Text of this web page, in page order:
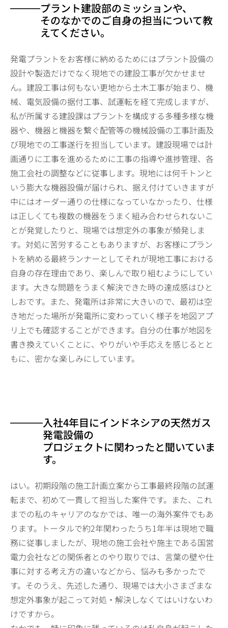
プラント建設部のミッションや、
そのなかでのご自身の担当について教
えてください。
発電プラントをお客様に納めるためにはプラント設備の
設計や製造だけでなく現地での建設工事が欠かせませ
ん。建設工事は何もない更地から土木工事が始まり、機
械、電気設備の据付工事、試運転を経て完成しますが、
私が所属する建設課はプラントを構成する多種多様な機
器や、機器と機器を繋ぐ配管等の機械設備の工事計画及
び現地での工事遂行を担当しています。建設現場では計
画通りに工事を進めるために工事の指導や進捗管理、各
施工会社の調整などに従事します。現地には何千トンと
いう膨大な機器設備が届けられ、据え付けていきますが
中にはオーダー通りの仕様になっていなかったり、仕様
は正しくても複数の機器をうまく組み合わせられないこ
とが発覚したりと、現場では想定外の事象が頻発しま
す。対処に苦労することもありますが、お客様にプラン
トを納める最終ランナーとしてそれが現地工事における
自身の存在理由であり、楽しんで取り組むようにしてい
ます。大きな問題をうまく解決できた時の達成感はひと
しおです。また、発電所は非常に大きいので、最初は空
き地だった場所が発電所に変わっていく様子を地図アプ
リ上でも確認することができます。自分の仕事が地図を
書き換えていくことに、やりがいや手応えを感じるとと
もに、密かな楽しみにしています。
入社4年目にインドネシアの天然ガス
発電設備の
プロジェクトに関わったと聞いていま
す。
はい。初期段階の施工計画立案から工事最終段階の試運
転まで、初めて一貫して担当した案件です。また、これ
までの私のキャリアのなかでは、唯一の海外案件でもあ
ります。トータルで約2年関わったうち1年半は現地で職
務に従事しましたが、現地の施工会社や施主である国営
電力会社などの関係者とのやり取りでは、言葉の壁や仕
事に対する考え方の違いなどから、悩みも多かったで
す。そのうえ、先述した通り、現場では大小さまざまな
想定外事象が起こって対処・解決しなくてはいけないわ
けですから。